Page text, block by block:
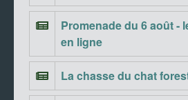
Promenade du 6 août -
en ligne
La chasse du chat